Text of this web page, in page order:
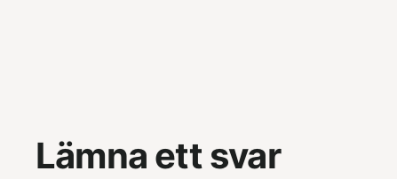
Lämna ett svar